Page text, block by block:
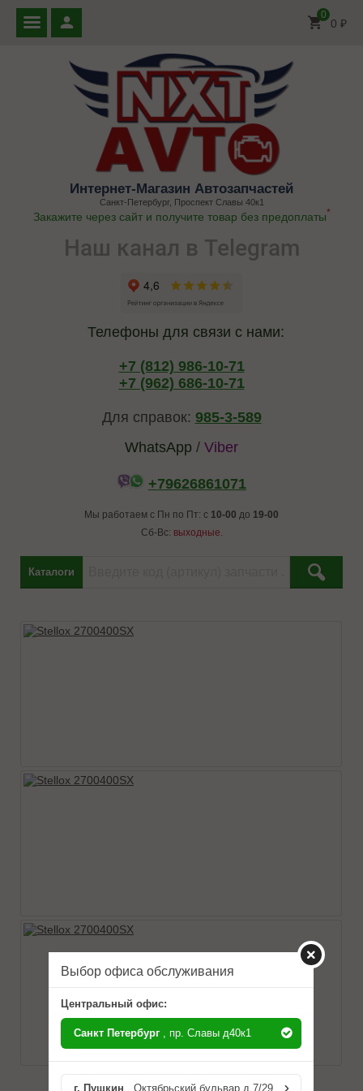
0
0 ₽
Интернет-Магазин Автозапчастей
Санкт-Петербург, Проспект Славы 40к1
Закажите через сайт и получите товар без предоплаты*
Наш канал в Telegram
Телефоны для связи с нами:
+7 (812) 986-10-71
+7 (962) 686-10-71
Для справок: 985-3-589
WhatsApp / Viber
+79626861071
Мы работаем с Пн по Пт: с 10-00 до 19-00
Сб-Вс: выходные.
Каталоги
Выбор офиса обслуживания
Центральный офис:
Санкт Петербург , пр. Славы д40к1
г. Пушкин , Октябрьский бульвар д.7/29